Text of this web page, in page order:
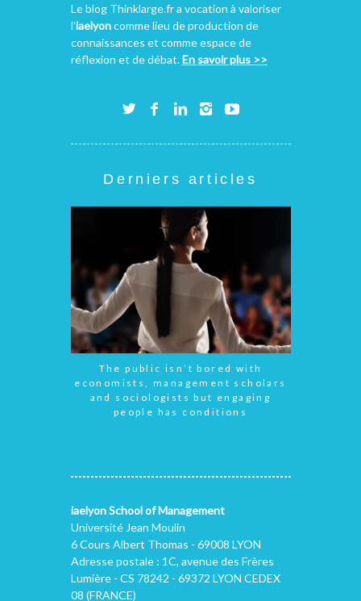
Le blog Thinklarge.fr a vocation à valoriser
l’iaelyoncomme lieu de production de
connaissances et comme espace de
réflexion et de débat.En savoir plus >>
Derniers articles
The public isn’t bored with
economists, management scholars
and sociologists but engaging
people has conditions
iaelyon School of Management
Université Jean Moulin
6 Cours Albert Thomas - 69008 LYON
Adresse postale : 1C, avenue des Frères
Lumière - CS 78242 - 69372 LYON CEDEX
08 (FRANCE)